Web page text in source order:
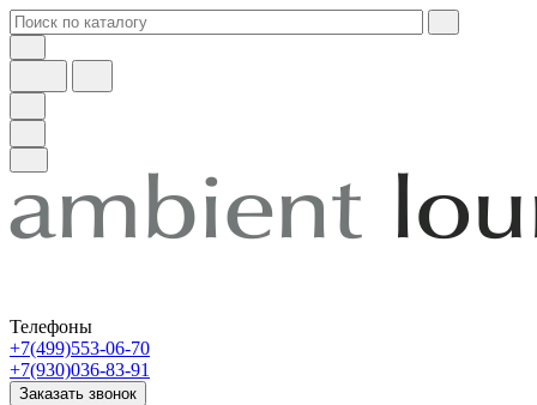
Телефоны
+7(499)553-06-70
+7(930)036-83-91
Заказать звонок